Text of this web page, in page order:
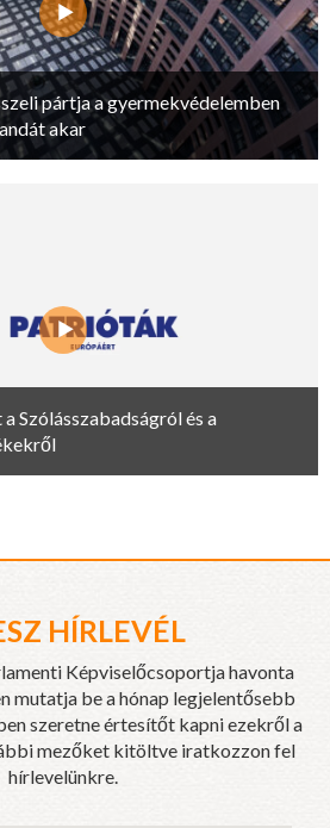
pártja a gyermekvédelemben
akar
Szólásszabadságról és a
HÍRLEVÉL
Képviselőcsoportja havonta
mutatja be a hónap legjelentősebb
szeretne értesítőt kapni ezekről a
mezőket kitöltve iratkozzon fel
hírlevelünkre.